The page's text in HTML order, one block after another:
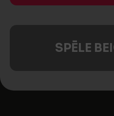
SPĒLE